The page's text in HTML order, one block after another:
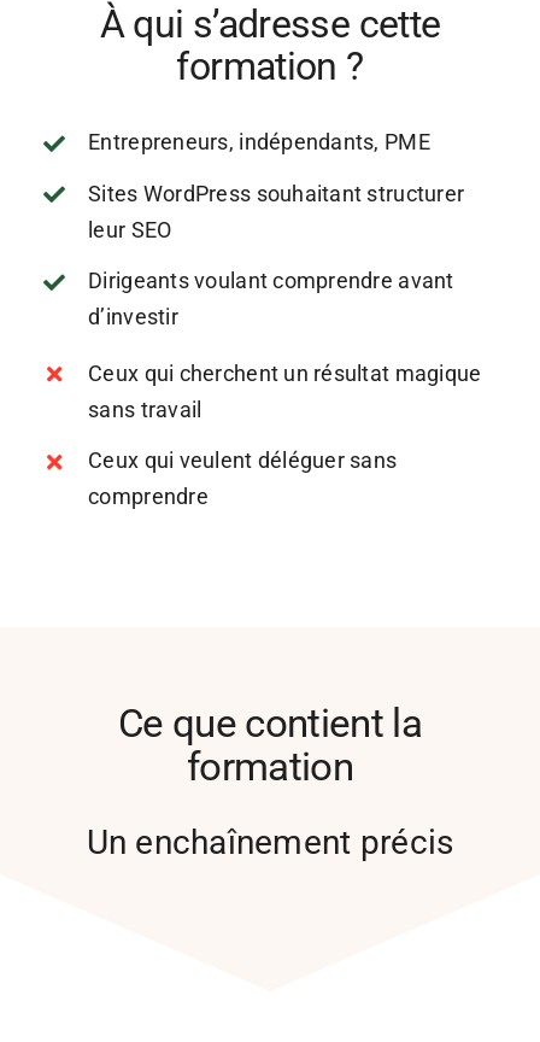
À qui s’adresse cette
formation ?
Entrepreneurs, indépendants, PME
Sites WordPress souhaitant structurer
leur SEO
Dirigeants voulant comprendre avant
d’investir
Ceux qui cherchent un résultat magique
sans travail
Ceux qui veulent déléguer sans
comprendre
Ce que contient la
formation
Un enchaînement précis